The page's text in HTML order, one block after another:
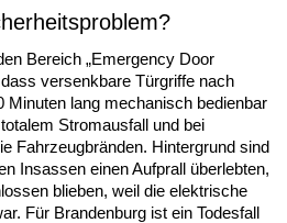
Bereich „Emergency Door
versenkbare Türgriffe nach
Minuten lang mechanisch bedienbar
Stromausfall und bei
Fahrzeugbränden. Hintergrund sind
Insassen einen Aufprall überlebten,
blieben, weil die elektrische
Für Brandenburg ist ein Todesfall